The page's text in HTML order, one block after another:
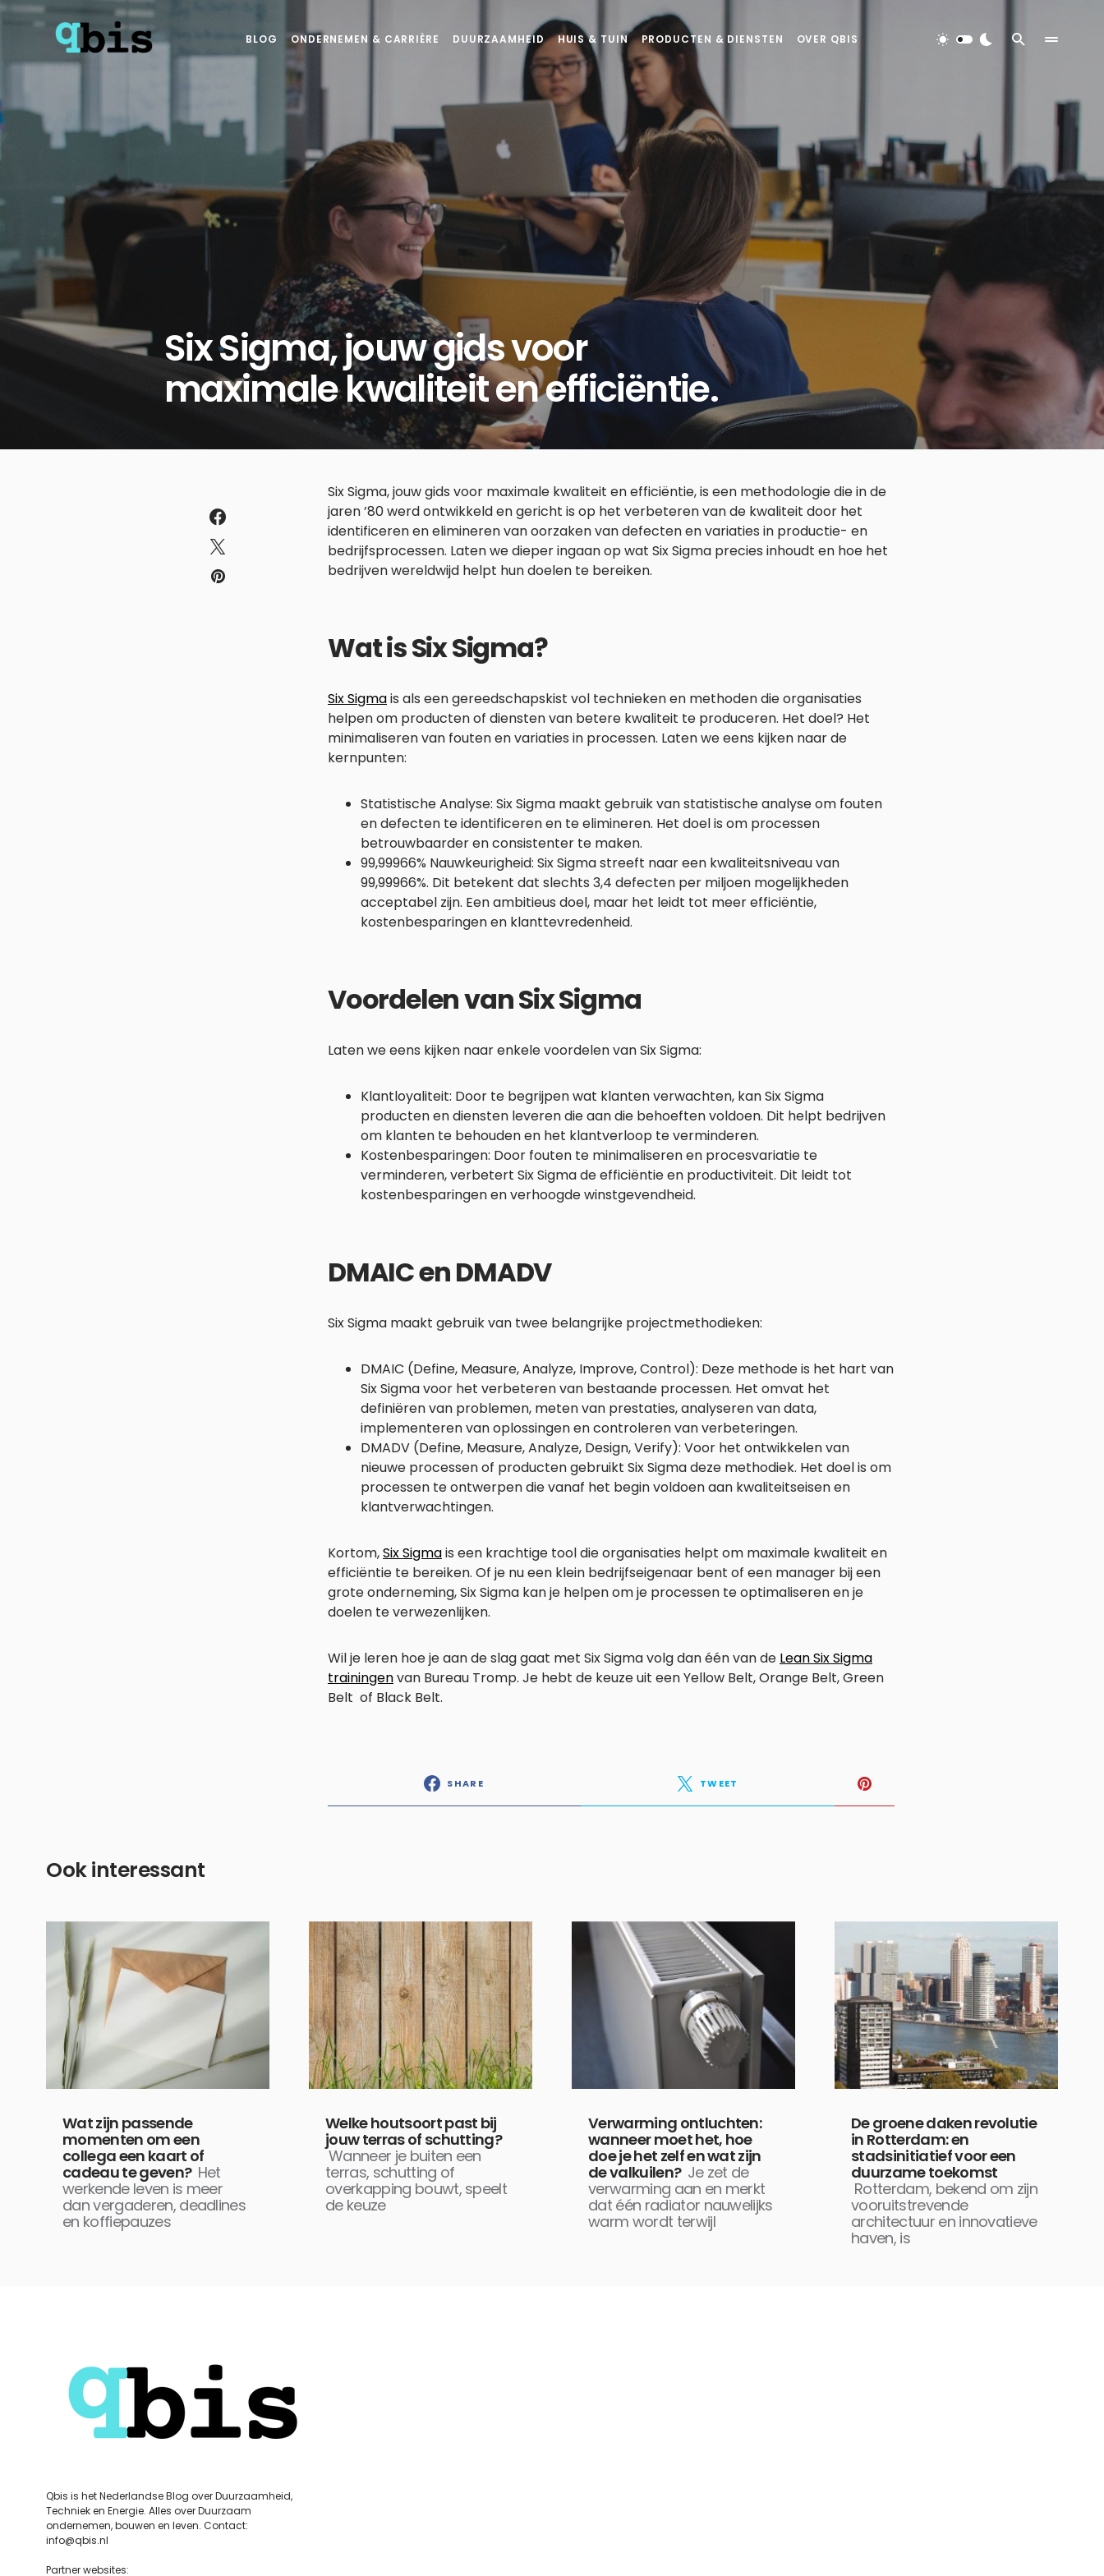
BLOG ONDERNEMEN & CARRIÈRE DUURZAAMHEID HUIS & TUIN PRODUCTEN & DIENSTEN OVER QBIS
Six Sigma, jouw gids voor
maximale kwaliteit en efficiëntie.
Six Sigma, jouw gids voor maximale kwaliteit en efficiëntie, is een methodologie die in de
jaren ’80 werd ontwikkeld en gericht is op het verbeteren van de kwaliteit door het
identificeren en elimineren van oorzaken van defecten en variaties in productie- en
bedrijfsprocessen. Laten we dieper ingaan op wat Six Sigma precies inhoudt en hoe het
bedrijven wereldwijd helpt hun doelen te bereiken.
Wat is Six Sigma?
Six Sigmais als een gereedschapskist vol technieken en methoden die organisaties
helpen om producten of diensten van betere kwaliteit te produceren. Het doel? Het
minimaliseren van fouten en variaties in processen. Laten we eens kijken naar de
kernpunten:
Statistische Analyse: Six Sigma maakt gebruik van statistische analyse om fouten
en defecten te identificeren en te elimineren. Het doel is om processen
betrouwbaarder en consistenter te maken.
99,99966% Nauwkeurigheid: Six Sigma streeft naar een kwaliteitsniveau van
99,99966%. Dit betekent dat slechts 3,4 defecten per miljoen mogelijkheden
acceptabel zijn. Een ambitieus doel, maar het leidt tot meer efficiëntie,
kostenbesparingen en klanttevredenheid.
Voordelen van Six Sigma
Laten we eens kijken naar enkele voordelen van Six Sigma:
Klantloyaliteit: Door te begrijpen wat klanten verwachten, kan Six Sigma
producten en diensten leveren die aan die behoeften voldoen. Dit helpt bedrijven
om klanten te behouden en het klantverloop te verminderen.
Kostenbesparingen: Door fouten te minimaliseren en procesvariatie te
verminderen, verbetert Six Sigma de efficiëntie en productiviteit. Dit leidt tot
kostenbesparingen en verhoogde winstgevendheid.
DMAIC en DMADV
Six Sigma maakt gebruik van twee belangrijke projectmethodieken:
DMAIC (Define, Measure, Analyze, Improve, Control): Deze methode is het hart van
Six Sigma voor het verbeteren van bestaande processen. Het omvat het
definiëren van problemen, meten van prestaties, analyseren van data,
implementeren van oplossingen en controleren van verbeteringen.
DMADV (Define, Measure, Analyze, Design, Verify): Voor het ontwikkelen van
nieuwe processen of producten gebruikt Six Sigma deze methodiek. Het doel is om
processen te ontwerpen die vanaf het begin voldoen aan kwaliteitseisen en
klantverwachtingen.
Kortom,Six Sigmais een krachtige tool die organisaties helpt om maximale kwaliteit en
efficiëntie te bereiken. Of je nu een klein bedrijfseigenaar bent of een manager bij een
grote onderneming, Six Sigma kan je helpen om je processen te optimaliseren en je
doelen te verwezenlijken.
Wil je leren hoe je aan de slag gaat met Six Sigma volg dan één van de Lean Six Sigma
trainingenvan Bureau Tromp. Je hebt de keuze uit een Yellow Belt, Orange Belt, Green
Belt of Black Belt.
SHARE TWEET
Ook interessant
Wat zijn passende
momenten om een
collega een kaart of
cadeau te geven? Het
werkende leven is meer
dan vergaderen, deadlines
en koffiepauzes
Welke houtsoort past bij
jouw terras of schutting?
Wanneer je buiten een
terras, schutting of
overkapping bouwt, speelt
de keuze
Verwarming ontluchten:
wanneer moet het, hoe
doe je het zelf en wat zijn
de valkuilen? Je zet de
verwarming aan en merkt
dat één radiator nauwelijks
warm wordt terwijl
De groene daken revolutie
in Rotterdam: en
stadsinitiatief voor een
duurzame toekomst
Rotterdam, bekend om zijn
vooruitstrevende
architectuur en innovatieve
haven, is
Qbis is het Nederlandse Blog over Duurzaamheid,
Techniek en Energie. Alles over Duurzaam
ondernemen, bouwen en leven. Contact:
info@qbis.nl
Partner websites: